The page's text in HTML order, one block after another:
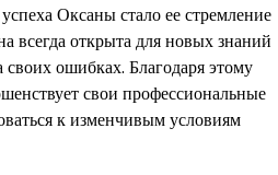
Оксаны стало ее стремление
всегда открыта для новых знаний
ошибках. Благодаря этому
свои профессиональные
к изменчивым условиям